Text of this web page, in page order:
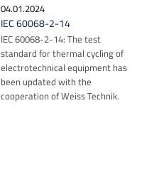
04.01.2024
IEC 60068-2-14
IEC 60068-2-14: The test
standard for thermal cycling of
electrotechnical equipment has
been updated with the
cooperation of Weiss Technik.